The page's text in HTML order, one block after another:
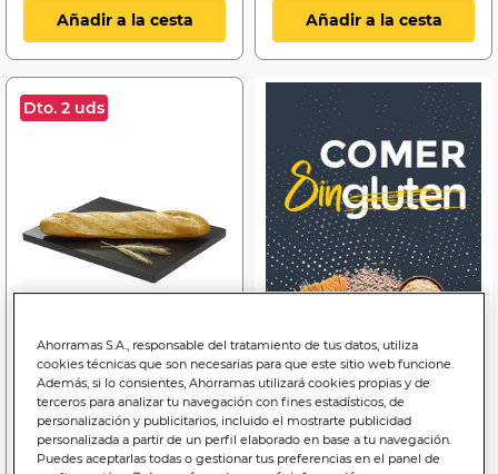
Añadir a la cesta Añadir a la cesta
Dto. 2 uds
0,50€
2,00€/kilo
Ahorramas S.A., responsable del tratamiento de tus datos, utiliza
cookies técnicas que son necesarias para que este sitio web funcione.
Además, si lo consientes, Ahorramas utilizará cookies propias y de
terceros para analizar tu navegación con fines estadísticos, de
personalización y publicitarios, incluido el mostrarte publicidad
personalizada a partir de un perfil elaborado en base a tu navegación.
Puedes aceptarlas todas o gestionar tus preferencias en el panel de